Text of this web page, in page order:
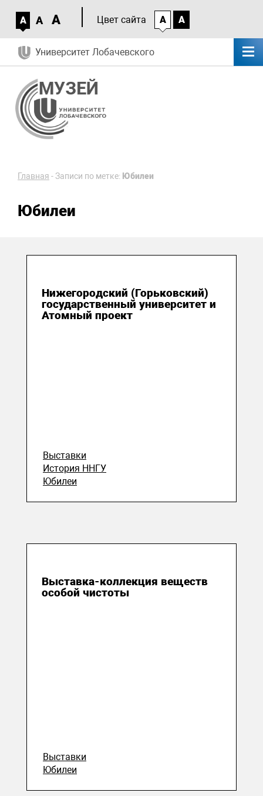
A A A Цвет сайта A A
Университет Лобачевского
Главная -Записи по метке: Юбилеи
Юбилеи
Нижегородский (Горьковский)
государственный университет и
Атомный проект
Выставки
История ННГУ
Юбилеи
Выставка-коллекция веществ
особой чистоты
Выставки
Юбилеи